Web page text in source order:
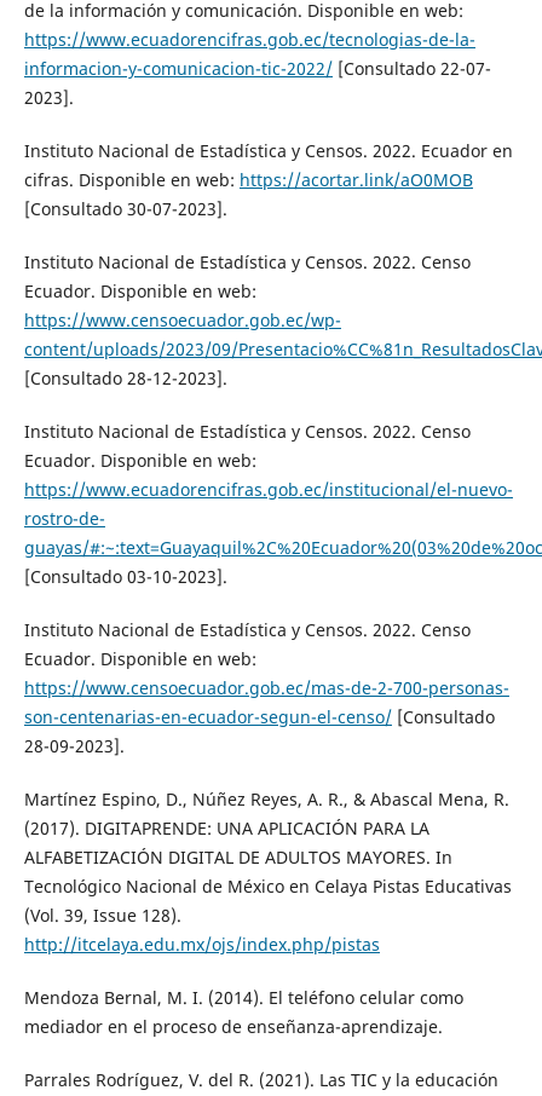
de la información y comunicación. Disponible en web:
https://www.ecuadorencifras.gob.ec/tecnologias-de-la-
informacion-y-comunicacion-tic-2022/[Consultado 22-07-
2023].
Instituto Nacional de Estadística y Censos. 2022. Ecuador en
cifras. Disponible en web: https://acortar.link/aO0MOB
[Consultado 30-07-2023].
Instituto Nacional de Estadística y Censos. 2022. Censo
Ecuador. Disponible en web:
https://www.censoecuador.gob.ec/wp-
content/uploads/2023/09/
[Consultado 28-12-2023].
Instituto Nacional de Estadística y Censos. 2022. Censo
Ecuador. Disponible en web:
https://www.ecuadorencifras.gob.ec/institucional/el-nuevo-
rostro-de-
guayas/
[Consultado 03-10-2023].
Instituto Nacional de Estadística y Censos. 2022. Censo
Ecuador. Disponible en web:
https://www.censoecuador.gob.ec/mas-de-2-700-personas-
son-centenarias-en-ecuador-segun-el-censo/[Consultado
28-09-2023].
Martínez Espino, D., Núñez Reyes, A. R., & Abascal Mena, R.
(2017). DIGITAPRENDE: UNA APLICACIÓN PARA LA
ALFABETIZACIÓN DIGITAL DE ADULTOS MAYORES. In
Tecnológico Nacional de México en Celaya Pistas Educativas
(Vol. 39, Issue 128).
http://itcelaya.edu.mx/ojs/index.php/pistas
Mendoza Bernal, M. I. (2014). El teléfono celular como
mediador en el proceso de enseñanza-aprendizaje.
Parrales Rodríguez, V. del R. (2021). Las TIC y la educación